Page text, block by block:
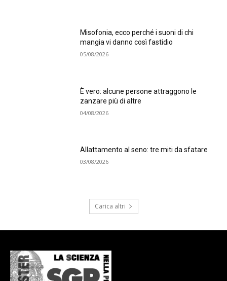
Misofonia, ecco perché i suoni di chi
mangia vi danno così fastidio
05/08/2026
È vero: alcune persone attraggono le
zanzare più di altre
04/08/2026
Allattamento al seno: tre miti da sfatare
03/08/2026
Carica altri